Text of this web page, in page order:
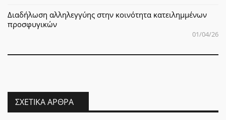
Διαδήλωση αλληλεγγύης στην κοινότητα κατειλημμένων
προσφυγικών
01/04/26
ΣΧΕΤΙΚΆ ΆΡΘΡΑ